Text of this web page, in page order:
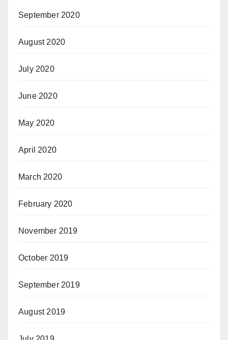
September 2020
August 2020
July 2020
June 2020
May 2020
April 2020
March 2020
February 2020
November 2019
October 2019
September 2019
August 2019